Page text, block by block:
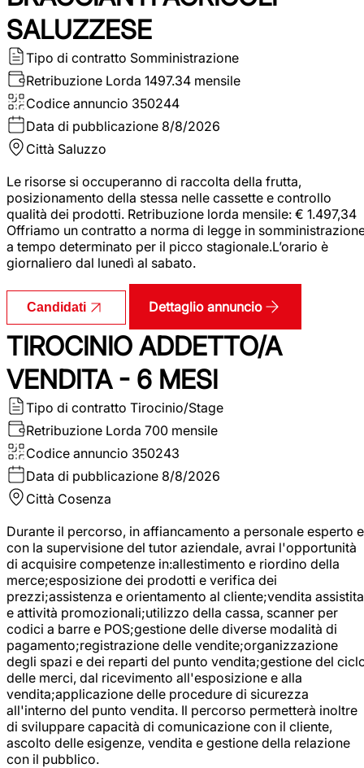
SALUZZESE
Tipo di contratto Somministrazione
Retribuzione Lorda 1497.34 mensile
Codice annuncio 350244
Data di pubblicazione 8/8/2026
Città Saluzzo
Le risorse si occuperanno di raccolta della frutta,
posizionamento della stessa nelle cassette e controllo
qualità dei prodotti. Retribuzione lorda mensile: € 1.497,34
Offriamo un contratto a norma di legge in
a tempo determinato per il picco stagionale.L’orario è
giornaliero dal lunedì al sabato.
Candidati Dettaglio annuncio
TIROCINIO ADDETTO/A
VENDITA - 6 MESI
Tipo di contratto Tirocinio/Stage
Retribuzione Lorda 700 mensile
Codice annuncio 350243
Data di pubblicazione 8/8/2026
Città Cosenza
Durante il percorso, in affiancamento a personale esperto e
con la supervisione del tutor aziendale, avrai l'opportunità
di acquisire competenze in:allestimento e riordino della
merce;esposizione dei prodotti e verifica dei
prezzi;assistenza e orientamento al cliente;vendita assistita
e attività promozionali;utilizzo della cassa, scanner per
codici a barre e POS;gestione delle diverse modalità di
pagamento;registrazione delle vendite;organizzazione
degli spazi e dei reparti del punto vendita;gestione del
delle merci, dal ricevimento all'esposizione e alla
vendita;applicazione delle procedure di sicurezza
all'interno del punto vendita. Il percorso permetterà inoltre
di sviluppare capacità di comunicazione con il cliente,
ascolto delle esigenze, vendita e gestione della relazione
con il pubblico.